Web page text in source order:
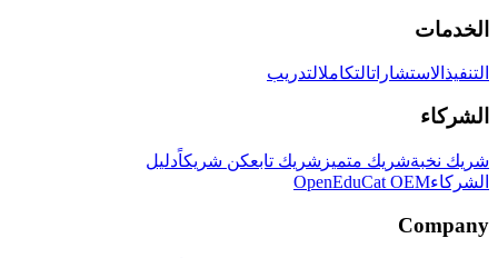
الخدمات
التنفيذ الاستشاراتالتكاملالتدريب
الشركاء
شريك نخبةشريك متميز شريك تابعكن شريكاًدليل
الشركاءOpenEduCat OEM
Company